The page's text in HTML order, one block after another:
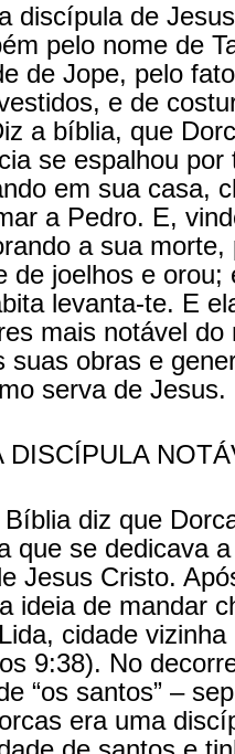
discípula de
pelo nome de
de Jope, pelo
e de
a bíblia, que
se espalhou por
em sua casa,
a Pedro. E,
a sua
de joelhos e orou;
levanta-te. E
mais notável
suas obras e
serva de Jesus.
DISCÍPULA
diz que
que se dedicava
Jesus Cristo.
ideia de mandar
cidade
9:38). No
“os santos” –
era uma